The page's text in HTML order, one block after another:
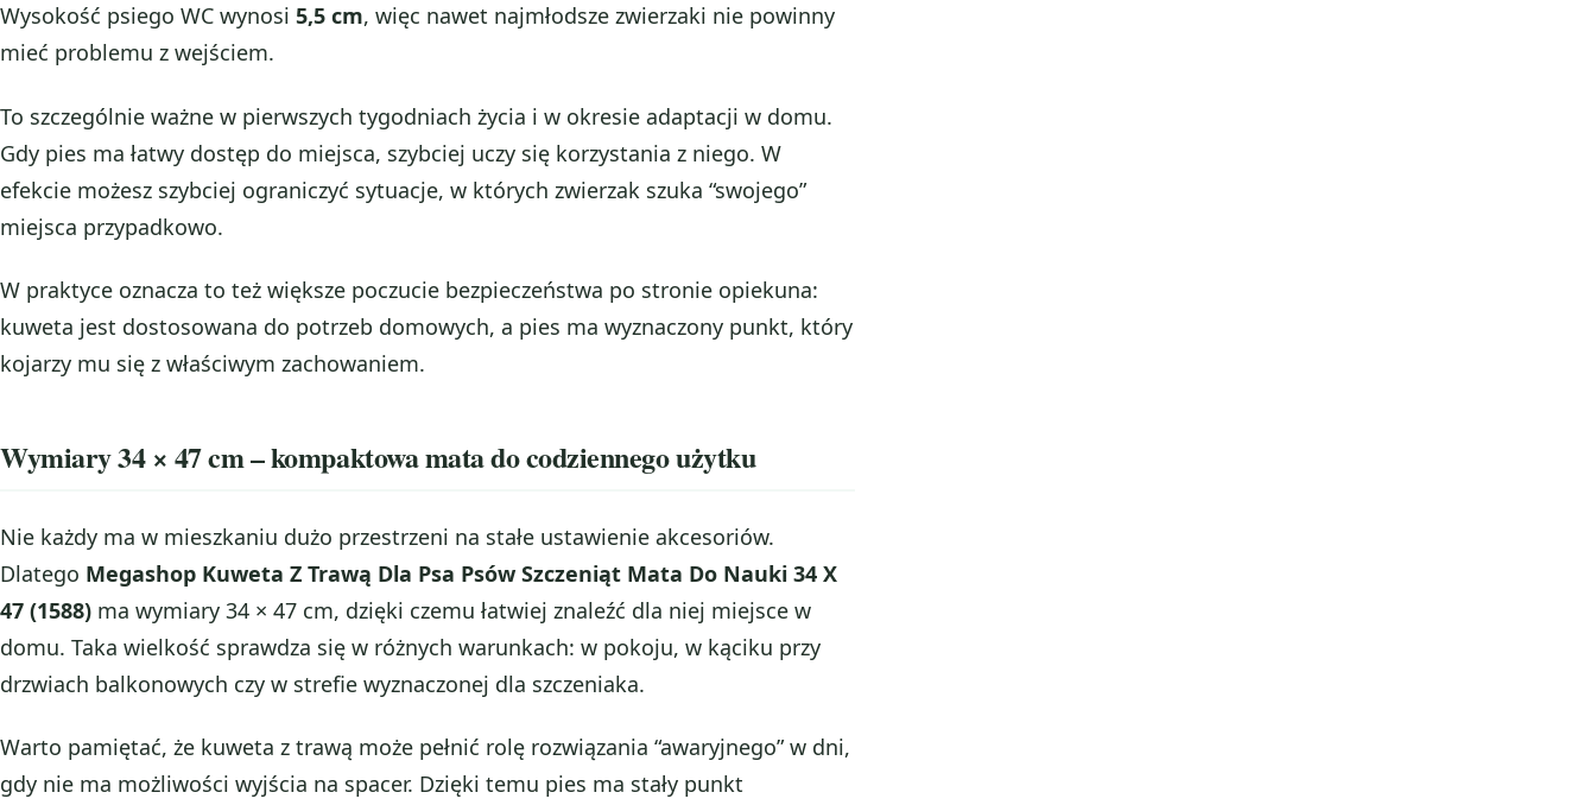
Wysokość psiego WC wynosi 5,5 cm, więc nawet najmłodsze zwierzaki nie powinny
mieć problemu z wejściem.
To szczególnie ważne w pierwszych tygodniach życia i w okresie adaptacji w domu.
Gdy pies ma łatwy dostęp do miejsca, szybciej uczy się korzystania z niego. W
efekcie możesz szybciej ograniczyć sytuacje, w których zwierzak szuka “swojego”
miejsca przypadkowo.
W praktyce oznacza to też większe poczucie bezpieczeństwa po stronie opiekuna:
kuweta jest dostosowana do potrzeb domowych, a pies ma wyznaczony punkt, który
kojarzy mu się z właściwym zachowaniem.
Wymiary 34 × 47 cm – kompaktowa mata do codziennego użytku
Nie każdy ma w mieszkaniu dużo przestrzeni na stałe ustawienie akcesoriów.
Dlatego Megashop Kuweta Z Trawą Dla Psa Psów Szczeniąt Mata Do Nauki 34 X
47 (1588) ma wymiary 34 × 47 cm, dzięki czemu łatwiej znaleźć dla niej miejsce w
domu. Taka wielkość sprawdza się w różnych warunkach: w pokoju, w kąciku przy
drzwiach balkonowych czy w strefie wyznaczonej dla szczeniaka.
Warto pamiętać, że kuweta z trawą może pełnić rolę rozwiązania “awaryjnego” w dni,
gdy nie ma możliwości wyjścia na spacer. Dzięki temu pies ma stały punkt